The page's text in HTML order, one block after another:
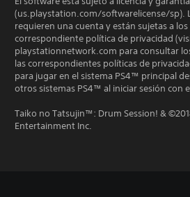
(us.playstation.com/softwarelicense/sp).
requieren una cuenta y están sujetas a
correspondiente política de privacidad
playstationnetwork.com para consultar
las correspondientes políticas de
para jugar en el sistema PS4™ principal
otros sistemas PS4™ al iniciar sesión con
Taiko no Tatsujin™: Drum Session! &
Entertainment Inc.